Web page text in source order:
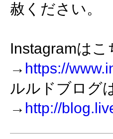
赦ください。
Instagramはこ
→ https://
ルルドブログ
→ http://